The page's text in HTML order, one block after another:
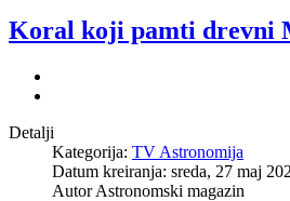
Koral koji pamti drevni
Detalji
Kategorija: TV Astronomija
Datum kreiranja: sreda, 27 maj
AutorAstronomski magazin